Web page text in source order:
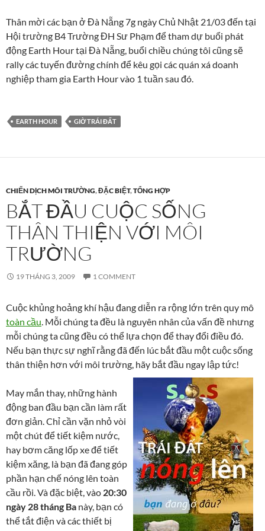
Thân mời các bạn ở Đà Nẵng 7g ngày Chủ Nhật 21/03 đến tại
Hội trường B4 Trường ĐH Sư Phạm để tham dự buổi phát
động Earth Hour tại Đà Nẵng, buổi chiều chúng tôi cũng sẽ
rally các tuyến đường chính để kêu gọi các quán xá doanh
nghiệp tham gia Earth Hour vào 1 tuần sau đó.
EARTH HOUR GIỜ TRÁI ĐẤT
CHIẾN DỊCH MÔI TRƯỜNG,ĐẶC BIỆT,TỔNG HỢP
BẮT ĐẦU CUỘC SỐNG
THÂN THIỆN VỚI MÔI
TRƯỜNG
19 THÁNG 3, 2009 1 COMMENT
Cuộc khủng hoảng khí hậu đang diễn ra rộng lớn trên quy mô
toàn cầu. Mỗi chúng ta đều là nguyên nhân của vấn đề nhưng
mỗi chúng ta cũng đều có thể lựa chọn để thay đổi điều đó.
Nếu bạn thực sự nghĩ rằng đã đến lúc bắt đầu một cuộc sống
thân thiện hơn với môi trường, hãy bắt đầu ngay lập tức!
May mắn thay, những hành
động ban đầu bạn cần làm rất
đơn giản. Chỉ cần vặn nhỏ vòi
một chút để tiết kiệm nước,
hay bơm căng lốp xe để tiết
kiệm xăng, là bạn đã đang góp
phần hạn chế nóng lên toàn
cầu rồi. Và đặc biệt, vào 20:30
ngày 28 tháng Ba này, bạn có
thể tắt điện và các thiết bị